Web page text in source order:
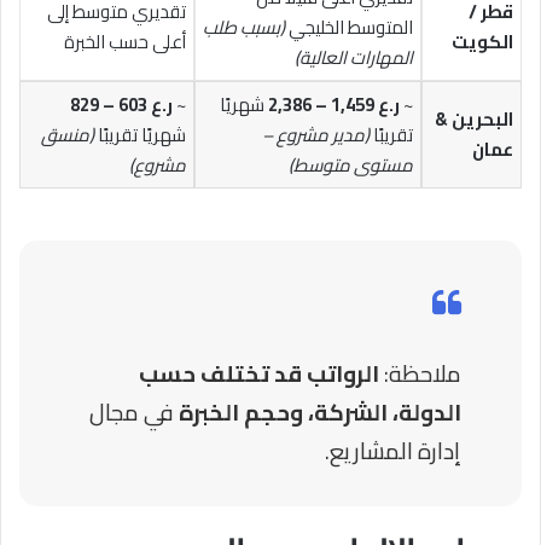
قطر /
الكويت
المتوسط الخليجي(بسبب طلب
المهارات العالية)
تقديري متوسط إلى
أعلى حسب الخبرة
البحرين &
عمان
~ر.ع 1,459 – 2,386
شهريًا
تقريبًا(مدير مشروع –
مستوى متوسط)
~ر.ع 603 – 829
شهريًا تقريبًا(منسق
مشروع)
ملاحظة:الرواتب قد تختلف حسب
الدولة، الشركة، وحجم الخبرةفي مجال
إدارة المشاريع.